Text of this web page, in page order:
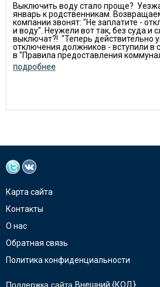
Выключить воду стало проще?
январь к родственникам.
компании звонят: "Не заплатите -
и воду". Неужели вот так, без суда и
выключат?! "Теперь действительно
отключения должников - вступили в
в "Правила предоставления
подробнее
Карта сайта
Контакты
О нас
Обратная связь
Политика конфиденциальности
Поддержка сайта Внешний {КОД}